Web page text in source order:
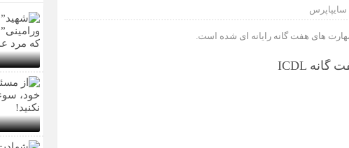
مگاموتور تیم شهدای مگاموتور در بزرگترین مسابقات گل کوچک جهان شرکت کرد